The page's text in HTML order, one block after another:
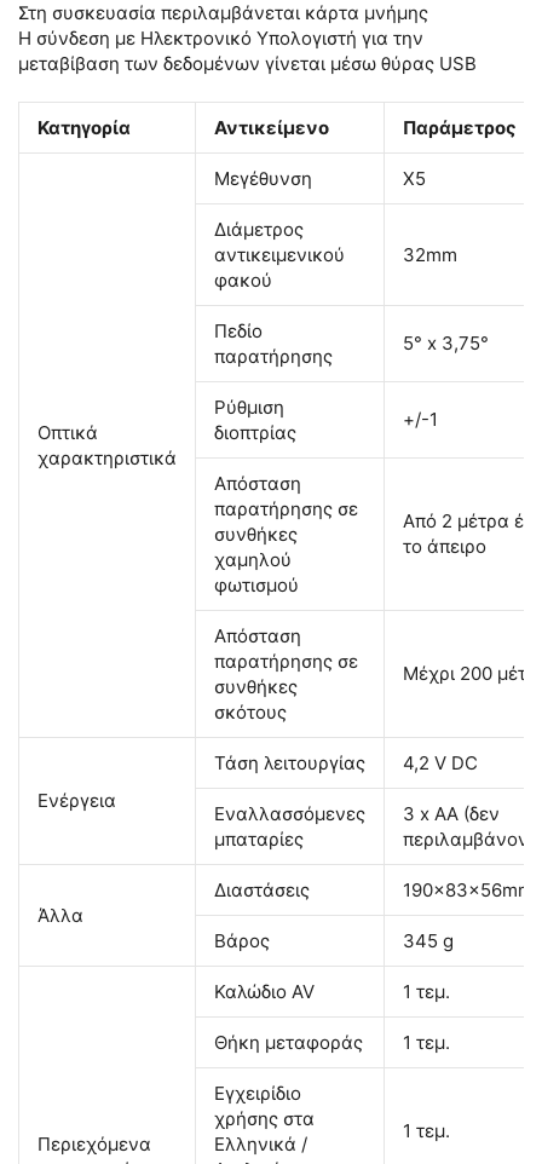
Στη συσκευασία περιλαμβάνεται κάρτα μνήμης
Η σύνδεση με Ηλεκτρονικό Υπολογιστή για την
μεταβίβαση των δεδομένων γίνεται μέσω θύρας USB
Κατηγορία Αντικείμενο Παράμετρος
Οπτικά
χαρακτηριστικά
Μεγέθυνση X5
Διάμετρος
αντικειμενικού
φακού
32mm
Πεδίο
παρατήρησης
5° x 3,75°
Ρύθμιση
διοπτρίας
+/-1
Απόσταση
παρατήρησης σε
συνθήκες
χαμηλού
φωτισμού
Από 2 μέτρα
το άπειρο
Απόσταση
παρατήρησης σε
συνθήκες
σκότους
Μέχρι 200
Ενέργεια
Τάση λειτουργίας 4,2 V DC
Εναλλασσόμενες
μπαταρίες
3 x AA (δεν
Άλλα
Διαστάσεις 190x83x56mm
Βάρος 345 g
Περιεχόμενα
Καλώδιο AV 1 τεμ.
Θήκη μεταφοράς 1 τεμ.
Εγχειρίδιο
χρήσης στα
Ελληνικά /
1 τεμ.